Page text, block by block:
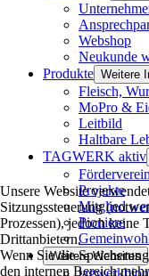
Webshop
Neukunde
Produkte Weitere
Fleisch,
MoPro &
Leitbild
Haltbare
TAGWERK aktiv
Projekte
Mitglied
Pioniere
Weitere Websites
Unsere Website
Sitzungssteuerung
Prozessen), jedoch keine
Drittanbietern.
Wenn Sie die
den internen Bereich